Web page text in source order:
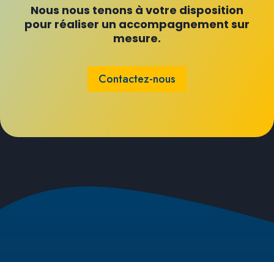
Nous nous tenons à votre disposition
pour réaliser un accompagnement sur
mesure.
Contactez-nous